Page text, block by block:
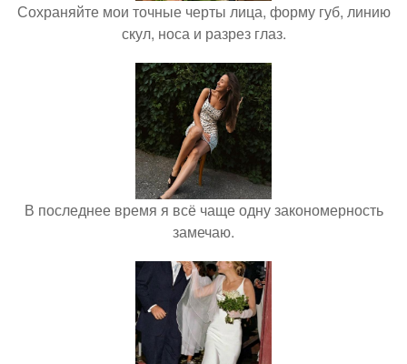
Сохраняйте мои точные черты лица, форму губ, линию
скул, носа и разрез глаз.
В последнее время я всё чаще одну закономерность
замечаю.